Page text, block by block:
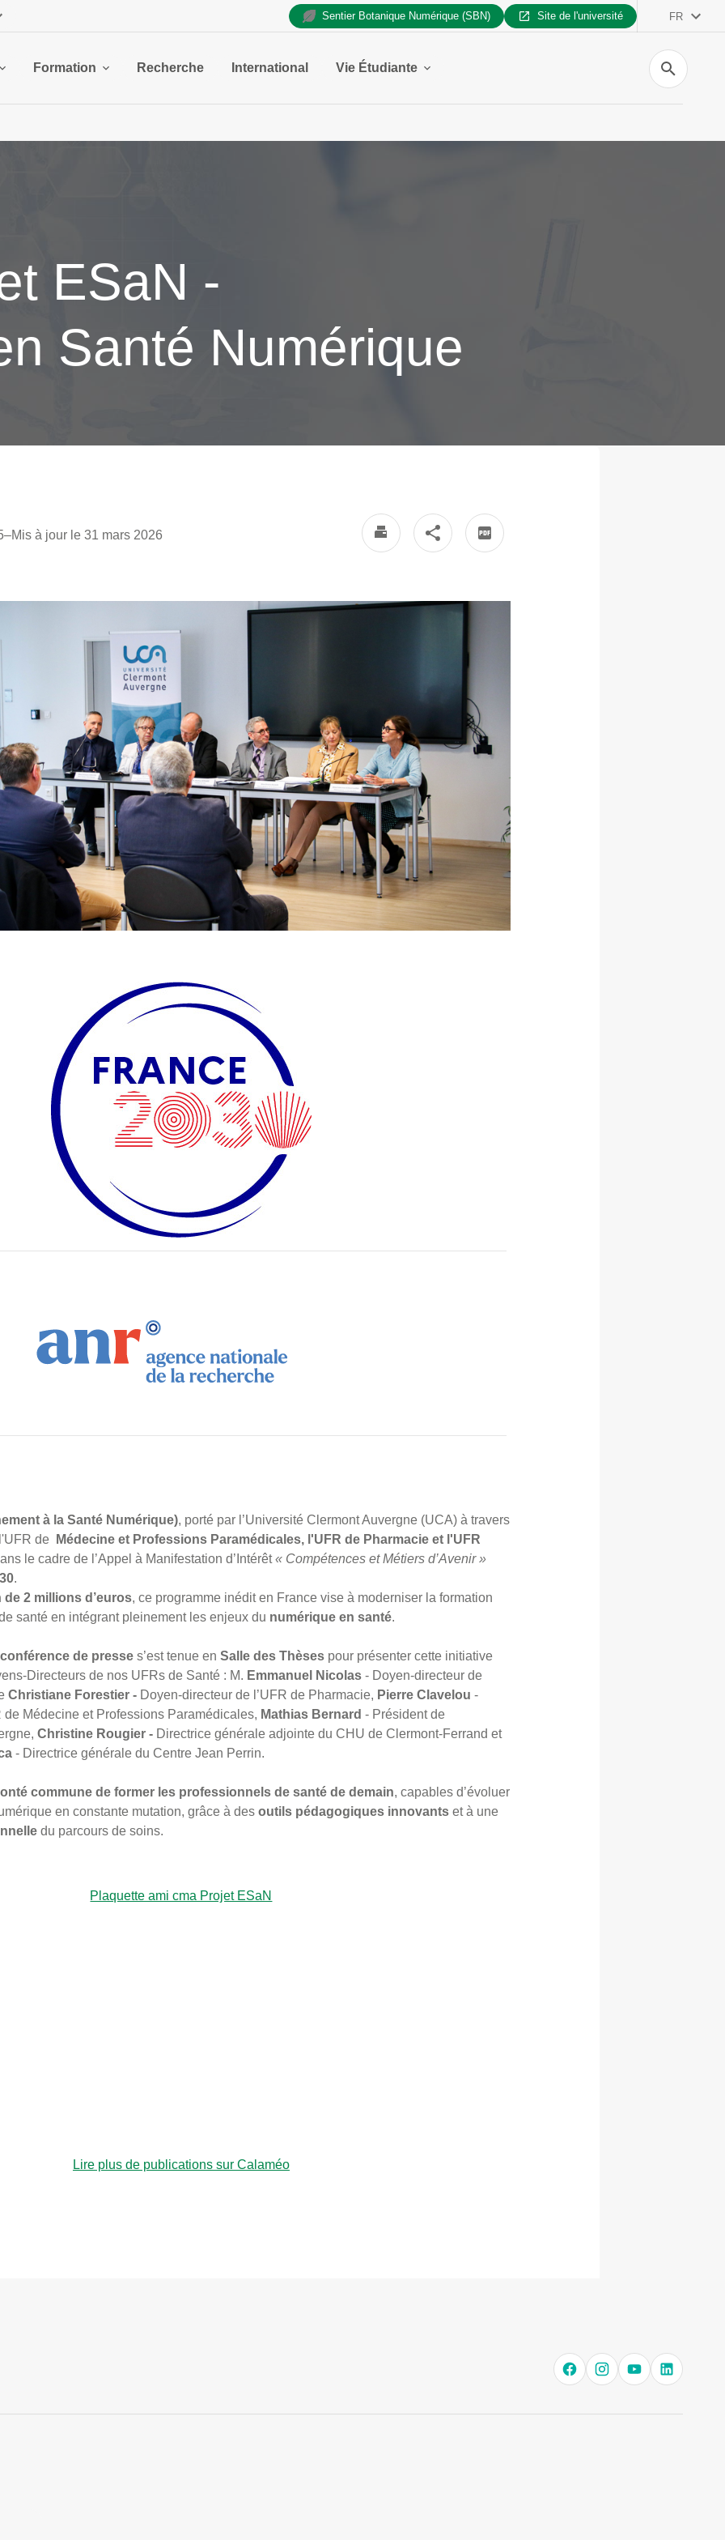
Sentier Botanique Numérique (SBN) Site de l'université FR
Formation Recherche International Vie Étudiante
Recherche
ESaN -
Santé Numérique
–Mis à jour le 31 mars 2026
à la Santé Numérique), porté par l’Université Clermont Auvergne (UCA) à travers
de
Médecine et Professions Paramédicales, l'UFR de Pharmacie et l'UFR
le cadre de l’Appel à Manifestation d’Intérêt« Compétences et Métiers d’Avenir »
.
2 millions d’euros, ce programme inédit en France vise à moderniser la formation
santé en intégrant pleinement les enjeux du numérique en santé.
conférence de presse s’est tenue enSalle des Thèses pour présenter cette initiative
Directeurs de nos UFRs de Santé : M. Emmanuel Nicolas - Doyen-directeur de
Christiane Forestier - Doyen-directeur de l’UFR de Pharmacie, Pierre Clavelou -
de Médecine et Professions Paramédicales, Mathias Bernard - Président de
Christine Rougier - Directrice générale adjointe du CHU de Clermont-Ferrand et
- Directrice générale du Centre Jean Perrin.
commune de former les professionnels de santé de demain, capables d’évoluer
en constante mutation, grâce à desoutils pédagogiques innovants et à une
du parcours de soins.
Plaquette ami cma Projet ESaN
Lire plus de publications sur Calaméo